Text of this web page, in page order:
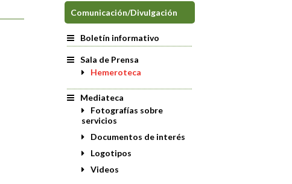
Comunicación/Divulgación
Boletín informativo
Sala de Prensa
Hemeroteca
Mediateca
Fotografías sobre
servicios
Documentos de interés
Logotipos
Videos